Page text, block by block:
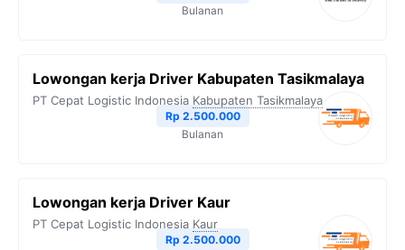
Bulanan
Lowongan kerja Driver Kabupaten Tasikmalaya
PT Cepat Logistic Indonesia Kabupaten Tasikmalaya
Rp 2.500.000
Bulanan
Lowongan kerja Driver Kaur
PT Cepat Logistic Indonesia Kaur
Rp 2.500.000